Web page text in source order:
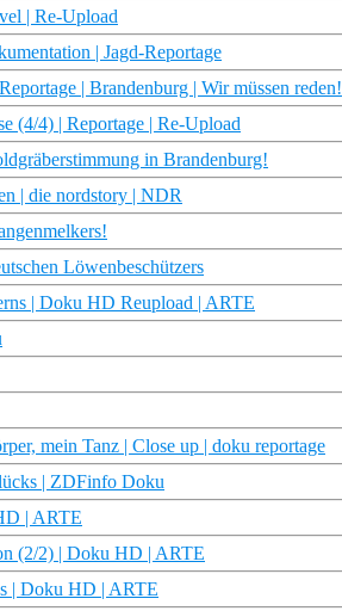
| Re-Upload
| Jagd-Reportage
| Brandenburg | Wir müssen reden!
(4/4) | Reportage | Re-Upload
in Brandenburg!
| die nordstory | NDR
Löwenbeschützers
| Doku HD Reupload | ARTE
mein Tanz | Close up | doku reportage
| ZDFinfo Doku
| ARTE
(2/2) | Doku HD | ARTE
| Doku HD | ARTE